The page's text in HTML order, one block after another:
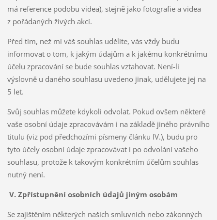
má reference podobu videa), stejně jako fotografie a videa
z pořádaných živých akcí.
Před tím, než mi váš souhlas udělíte, vás vždy budu
informovat o tom, k jakým údajům a k jakému konkrétnímu
účelu zpracování se bude souhlas vztahovat. Není-li
výslovně u daného souhlasu uvedeno jinak, udělujete jej na
5 let.
Svůj souhlas můžete kdykoli odvolat. Pokud ovšem některé
vaše osobní údaje zpracovávám i na základě jiného právního
titulu (viz pod předchozími písmeny článku IV.), budu pro
tyto účely osobní údaje zpracovávat i po odvolání vašeho
souhlasu, protože k takovým konkrétním účelům souhlas
nutný není.
V. Zpřístupnění osobních údajů jiným osobám
Se zajištěním některých našich smluvních nebo zákonných